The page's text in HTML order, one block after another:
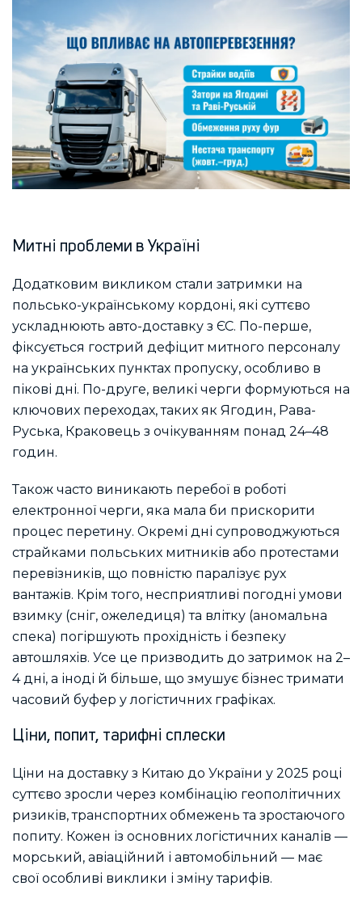
Митні проблеми в Україні
Додатковим викликом стали затримки на
польсько-українському кордоні, які суттєво
ускладнюють авто-доставку з ЄС. По-перше,
фіксується гострий дефіцит митного персоналу
на українських пунктах пропуску, особливо в
пікові дні. По-друге, великі черги формуються на
ключових переходах, таких як Ягодин, Рава-
Руська, Краковець з очікуванням понад 24–48
годин.
Також часто виникають перебої в роботі
електронної черги, яка мала би прискорити
процес перетину. Окремі дні супроводжуються
страйками польських митників або протестами
перевізників, що повністю паралізує рух
вантажів. Крім того, несприятливі погодні умови
взимку (сніг, ожеледиця) та влітку (аномальна
спека) погіршують прохідність і безпеку
автошляхів. Усе це призводить до затримок на 2–
4 дні, а іноді й більше, що змушує бізнес тримати
часовий буфер у логістичних графіках.
Ціни, попит, тарифні сплески
Ціни на доставку з Китаю до України у 2025 році
суттєво зросли через комбінацію геополітичних
ризиків, транспортних обмежень та зростаючого
попиту. Кожен із основних логістичних каналів —
морський, авіаційний і автомобільний — має
свої особливі виклики і зміну тарифів.